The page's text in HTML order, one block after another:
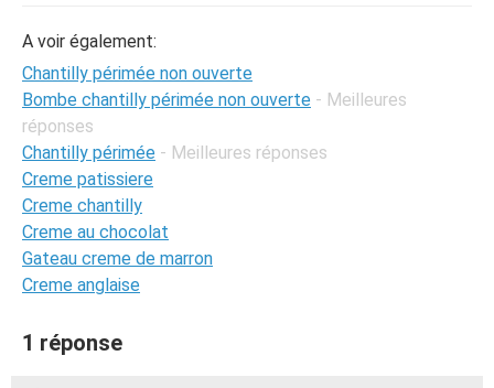
A voir également:
Chantilly périmée non ouverte
Bombe chantilly périmée non ouverte - Meilleures
réponses
Chantilly périmée - Meilleures réponses
Creme patissiere
Creme chantilly
Creme au chocolat
Gateau creme de marron
Creme anglaise
1 réponse